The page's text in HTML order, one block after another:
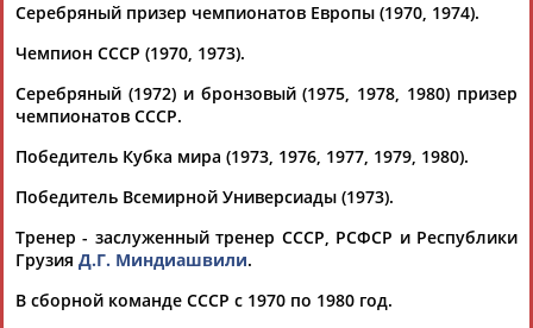
Серебряный призер чемпионатов Европы (1970, 1974).
Чемпион СССР (1970, 1973).
Серебряный (1972) и бронзовый (1975, 1978, 1980) призер
чемпионатов СССР.
Победитель Кубка мира (1973, 1976, 1977, 1979, 1980).
Победитель Всемирной Универсиады (1973).
Тренер - заслуженный тренер СССР, РСФСР и Республики
Грузия Д.Г. Миндиашвили.
В сборной команде СССР с 1970 по 1980 год.